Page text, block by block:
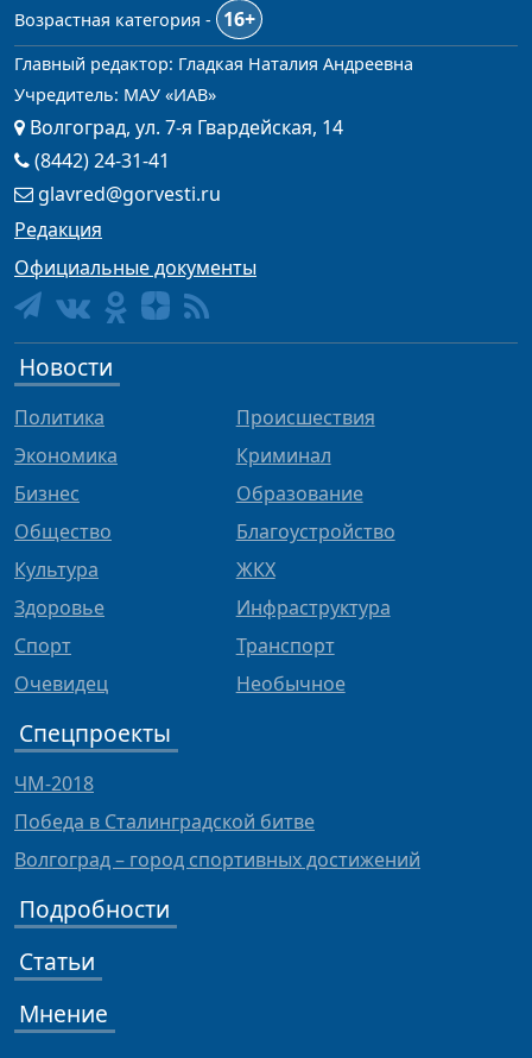
Возрастная категория -
16+
Главный редактор: Гладкая Наталия Андреевна
Учредитель: МАУ «ИАВ»
Волгоград, ул. 7-я Гвардейская, 14
(8442) 24-31-41
glavred@gorvesti.ru
Редакция
Официальные документы
Новости
Политика
Экономика
Бизнес
Общество
Культура
Здоровье
Спорт
Очевидец
Происшествия
Криминал
Образование
Благоустройство
ЖКХ
Инфраструктура
Транспорт
Необычное
Спецпроекты
ЧМ-2018
Победа в Сталинградской битве
Волгоград – город спортивных достижений
Подробности
Статьи
Мнение